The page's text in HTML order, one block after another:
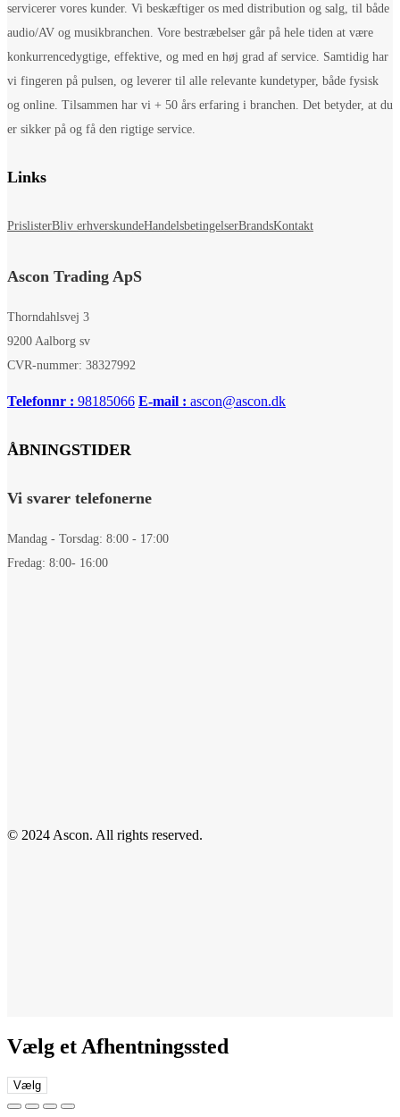
servicerer vores kunder. Vi beskæftiger os med distribution og salg, til både
audio/AV og musikbranchen. Vore bestræbelser går på hele tiden at være
konkurrencedygtige, effektive, og med en høj grad af service. Samtidig har
vi fingeren på pulsen, og leverer til alle relevante kundetyper, både fysisk
og online. Tilsammen har vi + 50 års erfaring i branchen. Det betyder, at du
er sikker på og få den rigtige service.
Links
PrislisterBliv erhverskundeHandelsbetingelserBrandsKontakt
Ascon Trading ApS
Thorndahlsvej 3
9200 Aalborg sv
CVR-nummer: 38327992
Telefonnr : 98185066 E-mail : ascon@ascon.dk
ÅBNINGSTIDER
Vi svarer telefonerne
Mandag - Torsdag: 8:00 - 17:00
Fredag: 8:00- 16:00
© 2024 Ascon. All rights reserved.
Vælg et Afhentningssted
Vælg